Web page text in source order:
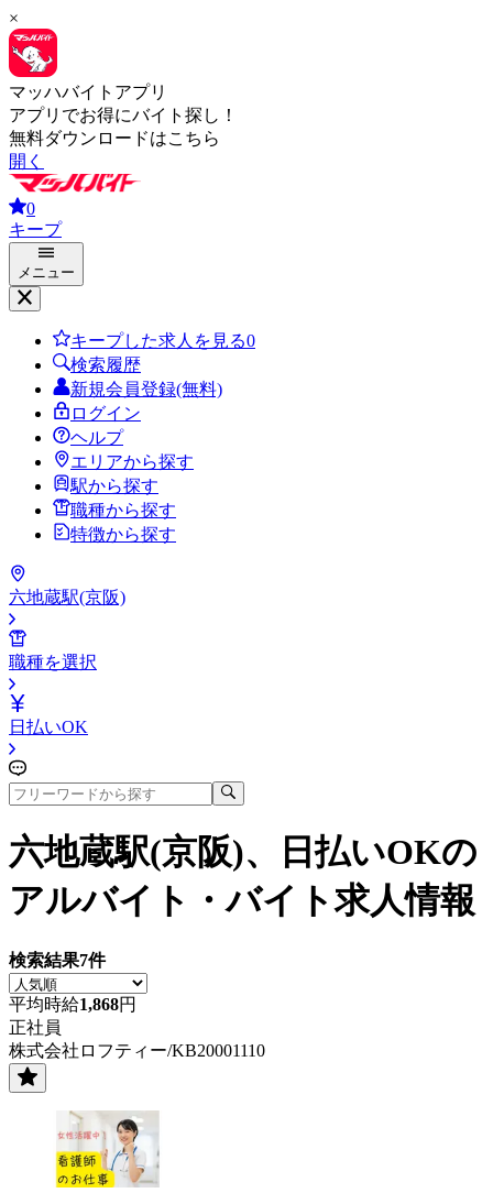
×
マッハバイトアプリ
アプリでお得にバイト探し！
無料ダウンロードはこちら
開く
0
キープ
メニュー
キープした求人を見る0
検索履歴
新規会員登録(無料)
ログイン
ヘルプ
エリアから探す
駅から探す
職種から探す
特徴から探す
六地蔵駅(京阪)
職種を選択
日払いOK
六地蔵駅(京阪)、日払いOKの
アルバイト・バイト求人情報
検索結果7件
平均時給1,868円
正社員
株式会社ロフティー/KB20001110